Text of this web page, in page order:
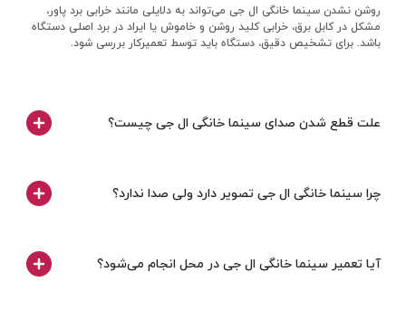
روشن نشدن سینما خانگی ال جی می‌تواند به دلایلی مانند خرابی برد پاور،
مشکل در کابل برق، خرابی کلید روشن و خاموش یا ایراد در برد اصلی دستگاه
باشد. برای تشخیص دقیق، دستگاه باید توسط تعمیرکار بررسی شود.
علت قطع شدن صدای سینما خانگی ال جی چیست؟
چرا سینما خانگی ال جی تصویر دارد ولی صدا ندارد؟
آیا تعمیر سینما خانگی ال جی در محل انجام می‌شود؟